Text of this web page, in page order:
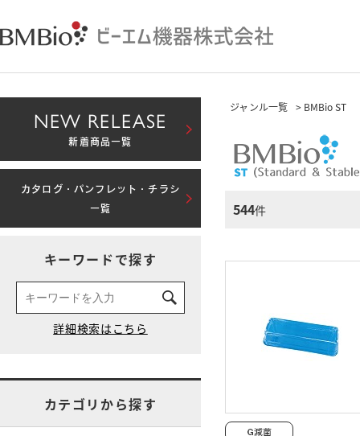
ジャンル一覧 > BMBio ST
544件
NEW RELEASE
新着商品一覧
カタログ・パンフレット・チラシ
一覧
キーワードで探す
カテゴリから探す